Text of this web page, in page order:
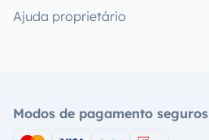
Ajuda proprietário
Modos de pagamento seguros